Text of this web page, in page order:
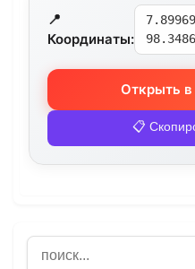
📍
Координаты:
Открыть в
📋